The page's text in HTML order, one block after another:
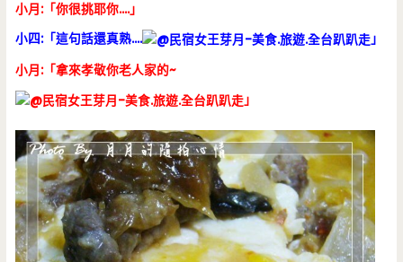
小月:「你很挑耶你….」
小四:「這句話還真熟….
」
小月:「拿來孝敬你老人家的~
」